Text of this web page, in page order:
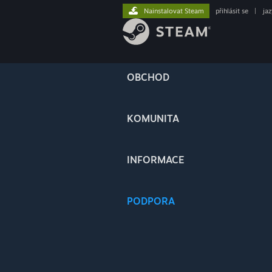
OBCHOD
KOMUNITA
INFORMACE
PODPORA
Nainstalovat Steam přihlásit se